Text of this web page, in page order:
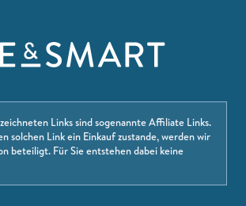
Links sind sogenannte Affiliate Links.
solchen Link ein Einkauf zustande, werden wir
beteiligt. Für Sie entstehen dabei keine